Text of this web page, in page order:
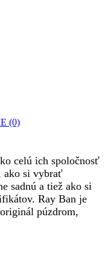
(0)
celú ich spoločnosť
ako si vybrať
sadnú a tiež ako si
Ray Ban je
púzdrom,